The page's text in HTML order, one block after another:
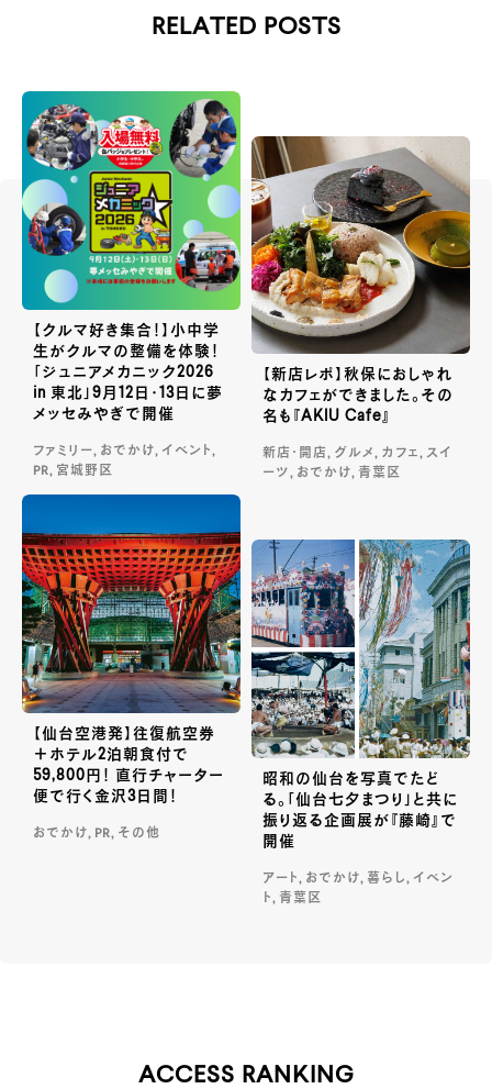
RELATED POSTS
【クルマ好き集合！】小中学
生がクルマの整備を体験！
「ジュニアメカニック2026
in 東北」9月12日・13日に夢
メッセみやぎで開催
ファミリー, おでかけ, イベント,
PR, 宮城野区
【新店レポ】秋保におしゃれ
なカフェができました。その
名も『AKIU Cafe』
新店・開店, グルメ, カフェ, スイ
ーツ, おでかけ, 青葉区
【仙台空港発】往復航空券
＋ホテル2泊朝食付で
59,800円！ 直行チャーター
便で行く金沢3日間！
おでかけ, PR, その他
昭和の仙台を写真でたど
る。「仙台七夕まつり」と共に
振り返る企画展が『藤崎』で
開催
アート, おでかけ, 暮らし, イベン
ト, 青葉区
ACCESS RANKING